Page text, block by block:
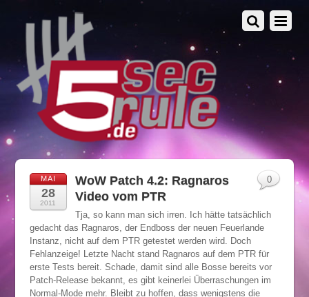
MAI
28
2011
WoW Patch 4.2: Ragnaros
Video vom PTR
Tja, so kann man sich irren. Ich hätte tatsächlich
gedacht das Ragnaros, der Endboss der neuen Feuerlande
Instanz, nicht auf dem PTR getestet werden wird. Doch
Fehlanzeige! Letzte Nacht stand Ragnaros auf dem PTR für
erste Tests bereit. Schade, damit sind alle Bosse bereits vor
Patch-Release bekannt, es gibt keinerlei Überraschungen im
Normal-Mode mehr. Bleibt zu hoffen, dass wenigstens die
0